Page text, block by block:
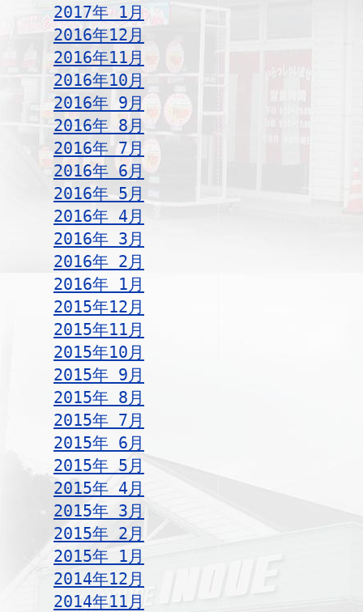
2017年 1月
2016年12月
2016年11月
2016年10月
2016年 9月
2016年 8月
2016年 7月
2016年 6月
2016年 5月
2016年 4月
2016年 3月
2016年 2月
2016年 1月
2015年12月
2015年11月
2015年10月
2015年 9月
2015年 8月
2015年 7月
2015年 6月
2015年 5月
2015年 4月
2015年 3月
2015年 2月
2015年 1月
2014年12月
2014年11月